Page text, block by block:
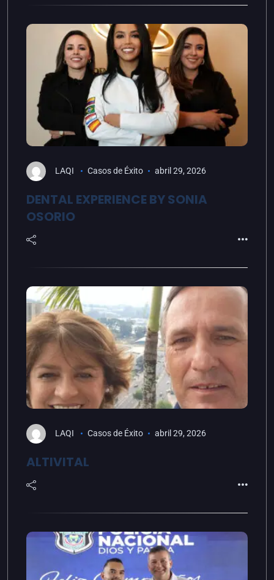
LAQI Casos de Éxito abril 29, 2026
DENTAL EXPERIENCE BY SONIA
OSORIO
LAQI Casos de Éxito abril 29, 2026
ALTIVITAL